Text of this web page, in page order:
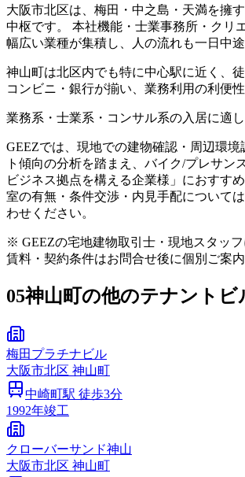
大阪市北区は、梅田・中之島・天満を擁
中枢です。 本社機能・士業事務所・クリ
幅広い業種が集積し、人の流れも一日中途
神山町は北区内でも特に中心駅に近く、
コンビニ・銀行が揃い、業務利用の利便
業務系・士業系・コンサル系の入居に適し
GEEZでは、現地での建物確認・周辺環境
ト傾向の分析を踏まえ、バイク/プレサン
ビジネス拠点を構える企業様」におすす
室の有無・条件交渉・内見手配について
わせください。
※ GEEZの宅地建物取引士・現地スタッフ
賃料・契約条件はお問合せ後に個別ご案内
05神山町の他のテナントビ
梅田プラチナビル
大阪市北区 神山町
中崎町駅 徒歩3分
1992年竣工
クローバーサンド神山
大阪市北区 神山町